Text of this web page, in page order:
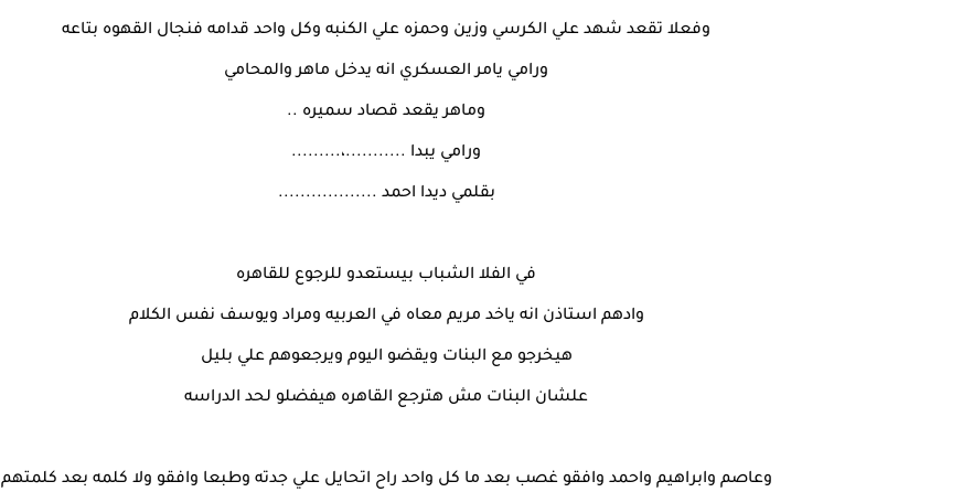
وفعلا تقعد شهد علي الكرسي وزين وحمزه علي الكنبه وكل واحد قدامه فنجال القهوه بتاعه
ورامي يامر العسكري انه يدخل ماهر والمحامي
وماهر يقعد قصاد سميره ..
ورامي يبدا ...........،.........
بقلمي ديدا احمد ..................
في الفلا الشباب بيستعدو للرجوع للقاهره
وادهم استاذن انه ياخد مريم معاه في العربيه ومراد ويوسف نفس الكلام
هيخرجو مع البنات ويقضو اليوم ويرجعوهم علي بليل
علشان البنات مش هترجع القاهره هيفضلو لحد الدراسه
وعاصم وابراهيم واحمد وافقو غصب بعد ما كل واحد راح اتحايل علي جدته وطبعا وافقو ولا كلمه بعد كلمتهم